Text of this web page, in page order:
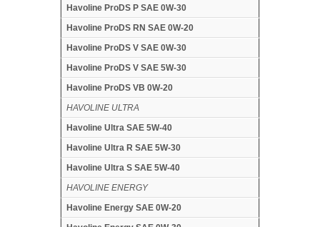
Havoline ProDS P SAE 0W-30
Havoline ProDS RN SAE 0W-20
Havoline ProDS V SAE 0W-30
Havoline ProDS V SAE 5W-30
Havoline ProDS VB 0W-20
HAVOLINE ULTRA
Havoline Ultra SAE 5W-40
Havoline Ultra R SAE 5W-30
Havoline Ultra S SAE 5W-40
HAVOLINE ENERGY
Havoline Energy SAE 0W-20